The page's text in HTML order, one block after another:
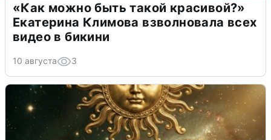
«Как можно быть такой красивой?»
Екатерина Климова взволновала всех
видео в бикини
10 августа 3